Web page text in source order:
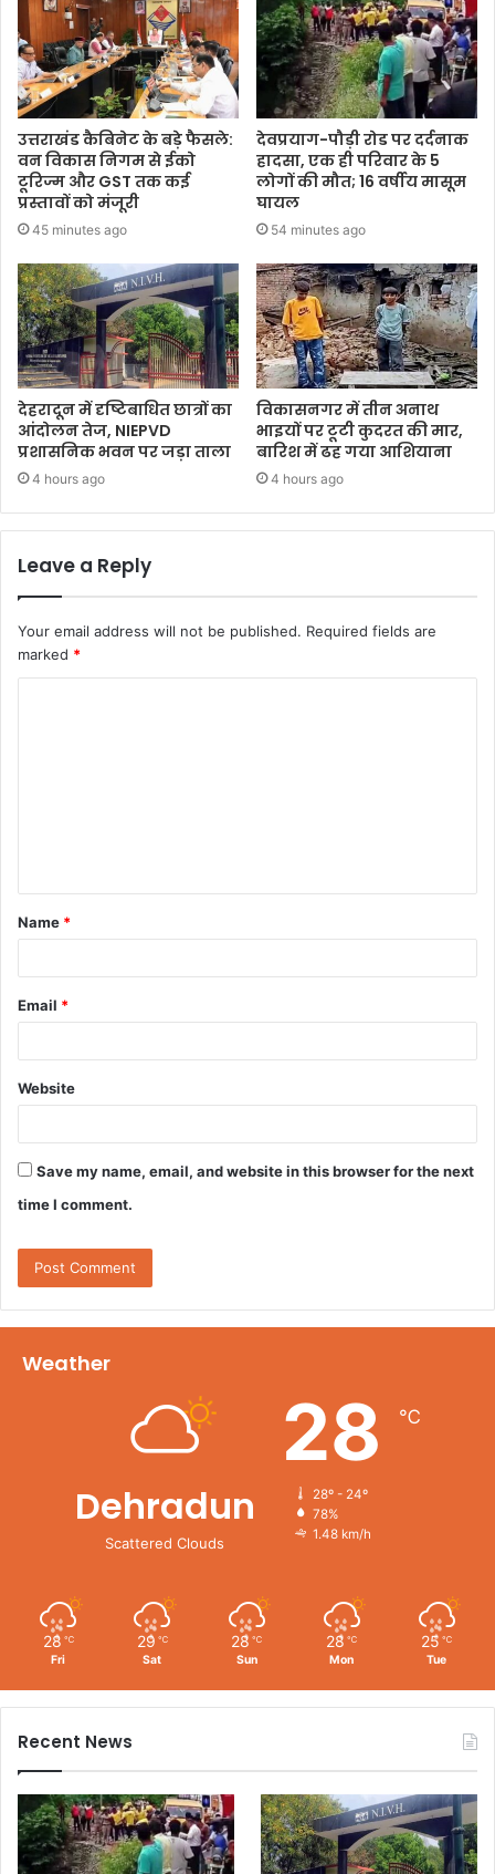
उत्तराखंड कैबिनेट के बड़े फैसले:
वन विकास निगम से ईको
टूरिज्म और GST तक कई
प्रस्तावों को मंजूरी
45 minutes ago
देवप्रयाग-पौड़ी रोड पर दर्दनाक
हादसा, एक ही परिवार के 5
लोगों की मौत; 16 वर्षीय मासूम
घायल
54 minutes ago
देहरादून में दृष्टिबाधित छात्रों का
आंदोलन तेज, NIEPVD
प्रशासनिक भवन पर जड़ा ताला
4 hours ago
विकासनगर में तीन अनाथ
भाइयों पर टूटी कुदरत की मार,
बारिश में ढह गया आशियाना
4 hours ago
Leave a Reply
Your email address will not be published. Required fields are
marked *
t
*
Name *
Email *
Website
Save my name, email, and website in this browser for the next
time I comment.
Weather
Dehradun
Scattered Clouds
28 ℃
28º - 24º
78%
1.48 km/h
28 ℃
Fri
29 ℃
Sat
28 ℃
Sun
28 ℃
Mon
25 ℃
Tue
Recent News